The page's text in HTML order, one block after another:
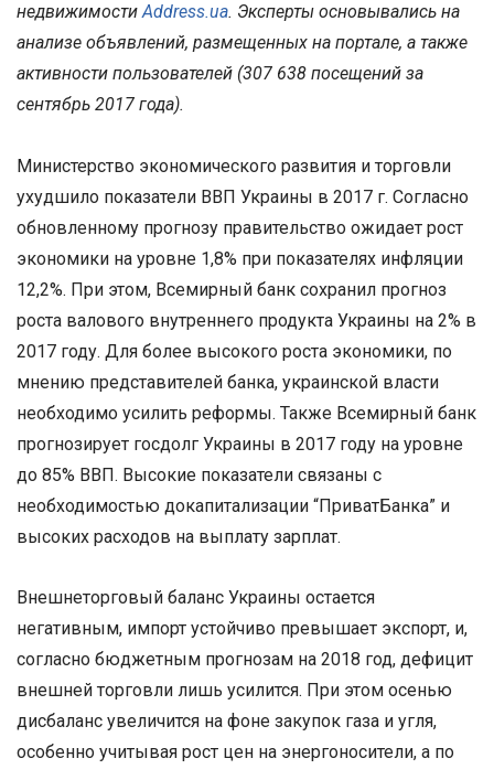
недвижимостиAddress.ua. Эксперты основывались на
анализе объявлений, размещенных на портале, а также
активности пользователей (307 638 посещений за
сентябрь 2017 года).
Министерство экономического развития и торговли
ухудшило показатели ВВП Украины в 2017 г. Согласно
обновленному прогнозу правительство ожидает рост
экономики на уровне 1,8% при показателях инфляции
12,2%. При этом, Всемирный банк сохранил прогноз
роста валового внутреннего продукта Украины на 2% в
2017 году. Для более высокого роста экономики, по
мнению представителей банка, украинской власти
необходимо усилить реформы. Также Всемирный банк
прогнозирует госдолг Украины в 2017 году на уровне
до 85% ВВП. Высокие показатели связаны с
необходимостью докапитализации “ПриватБанка” и
высоких расходов на выплату зарплат.
Внешнеторговый баланс Украины остается
негативным, импорт устойчиво превышает экспорт, и,
согласно бюджетным прогнозам на 2018 год, дефицит
внешней торговли лишь усилится. При этом осенью
дисбаланс увеличится на фоне закупок газа и угля,
особенно учитывая рост цен на энергоносители, а по